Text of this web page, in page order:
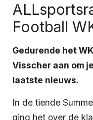
Football
Gedurende het
Visscher aan om
laatste nieuws.
In de tiende
ging het over de